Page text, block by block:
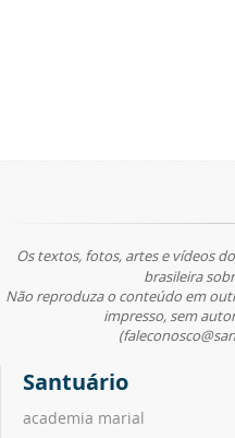
Os textos, fotos, artes e vídeos
brasileira
Não reproduza o conteúdo em
impresso, sem
Santuário
academia marial